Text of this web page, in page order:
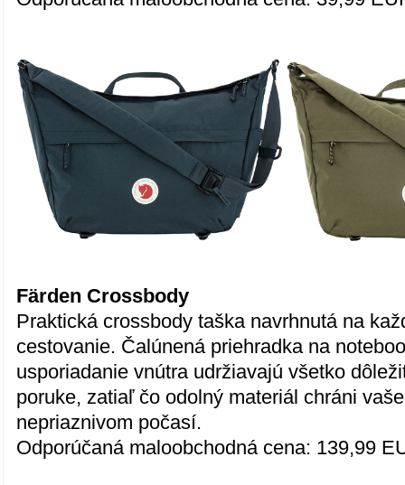
Färden Crossbody
Praktická crossbody taška navrhnutá na
cestovanie. Čalúnená priehradka na
usporiadanie vnútra udržiavajú všetko
poruke, zatiaľ čo odolný materiál chráni
nepriaznivom počasí.
Odporúčaná maloobchodná cena: 139,99